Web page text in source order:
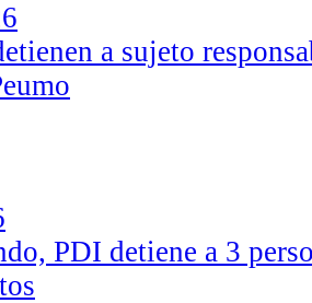
a sujeto
PDI detiene a 3